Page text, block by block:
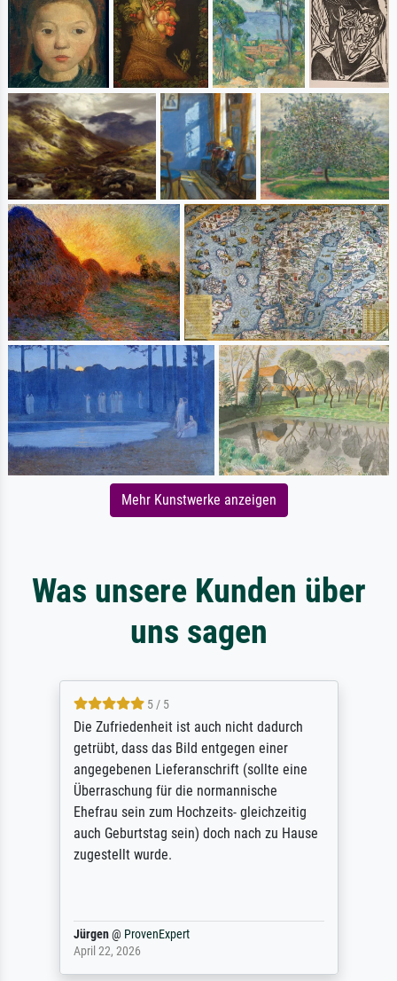
Mehr Kunstwerke anzeigen
Was unsere Kunden über
uns sagen
5 / 5
Die Zufriedenheit ist auch nicht dadurch
getrübt, dass das Bild entgegen einer
angegebenen Lieferanschrift (sollte eine
Überraschung für die normannische
Ehefrau sein zum Hochzeits- gleichzeitig
auch Geburtstag sein) doch nach zu Hause
zugestellt wurde.
Jürgen@ ProvenExpert
April 22, 2026